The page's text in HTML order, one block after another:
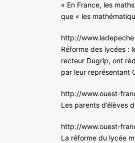
« En France, les
que « les
http://
Réforme des lycées :
recteur Dugrip, ont
par leur représentant
http://www.ouest-
Les parents d’élèves
http://www.ouest-
La réforme du lycée